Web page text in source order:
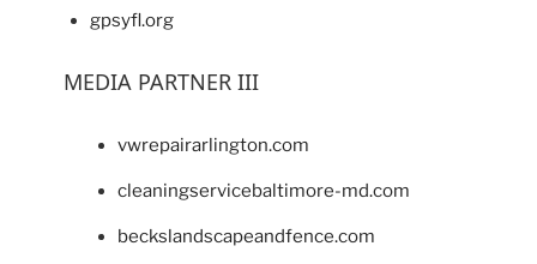
gpsyfl.org
MEDIA PARTNER III
vwrepairarlington.com
cleaningservicebaltimore-md.com
beckslandscapeandfence.com